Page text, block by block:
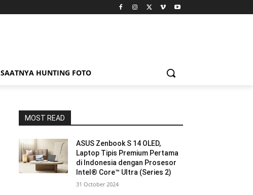
SAATNYA HUNTING FOTO
MOST READ
ASUS Zenbook S 14 OLED,
Laptop Tipis Premium Pertama
di Indonesia dengan Prosesor
Intel® Core™ Ultra (Series 2)
31 October 2024